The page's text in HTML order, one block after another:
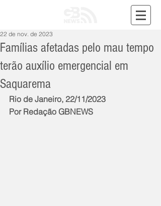
Famílias afetadas pelo mau tempo
terão auxílio emergencial em
Saquarema
22 de nov. de 2023
Rio de Janeiro, 22/11/2023
Por Redação GBNEWS